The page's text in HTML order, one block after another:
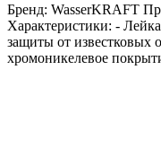
Бренд: WasserKRAFT
Характеристики: -
защиты от известковых
хромоникелевое